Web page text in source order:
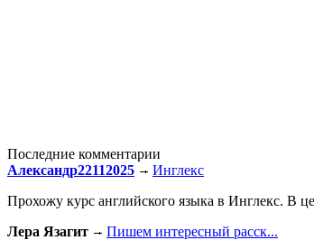
Последние комментарии
Александр22112025
Инглекс
Прохожу курс английского языка в Инглекс. В
Лера Язагит
Пишем интересный расск...